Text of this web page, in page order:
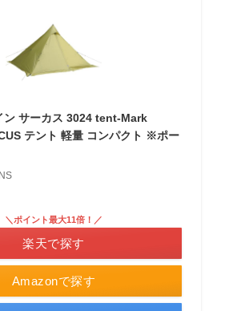
ン サーカス 3024 tent-Mark
テント 軽量 コンパクト ※ポー
Amazonで探す
＼ポイント最大11倍！／
楽天で探す